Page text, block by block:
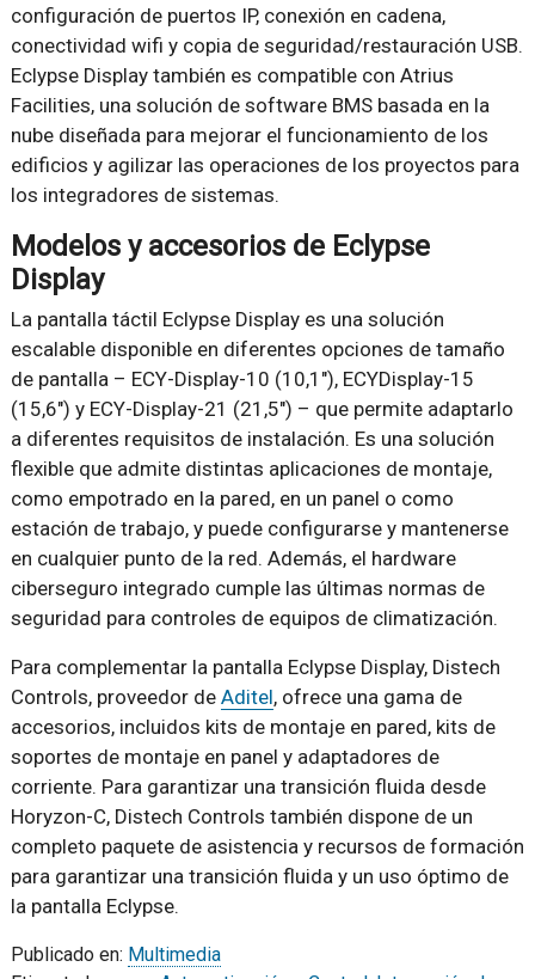
configuración de puertos IP, conexión en cadena,
conectividad wifi y copia de seguridad/restauración USB.
Eclypse Display también es compatible con Atrius
Facilities, una solución de software BMS basada en la
nube diseñada para mejorar el funcionamiento de los
edificios y agilizar las operaciones de los proyectos para
los integradores de sistemas.
Modelos y accesorios de Eclypse
Display
La pantalla táctil Eclypse Display es una solución
escalable disponible en diferentes opciones de tamaño
de pantalla – ECY-Display-10 (10,1″), ECYDisplay-15
(15,6″) y ECY-Display-21 (21,5″) – que permite adaptarlo
a diferentes requisitos de instalación. Es una solución
flexible que admite distintas aplicaciones de montaje,
como empotrado en la pared, en un panel o como
estación de trabajo, y puede configurarse y mantenerse
en cualquier punto de la red. Además, el hardware
ciberseguro integrado cumple las últimas normas de
seguridad para controles de equipos de climatización.
Para complementar la pantalla Eclypse Display, Distech
Controls, proveedor de Aditel, ofrece una gama de
accesorios, incluidos kits de montaje en pared, kits de
soportes de montaje en panel y adaptadores de
corriente. Para garantizar una transición fluida desde
Horyzon-C, Distech Controls también dispone de un
completo paquete de asistencia y recursos de formación
para garantizar una transición fluida y un uso óptimo de
la pantalla Eclypse.
Publicado en: Multimedia